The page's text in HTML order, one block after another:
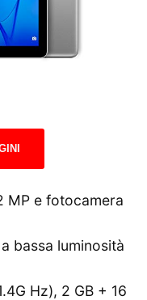
MP e fotocamera
bassa luminosità
Hz), 2 GB + 16